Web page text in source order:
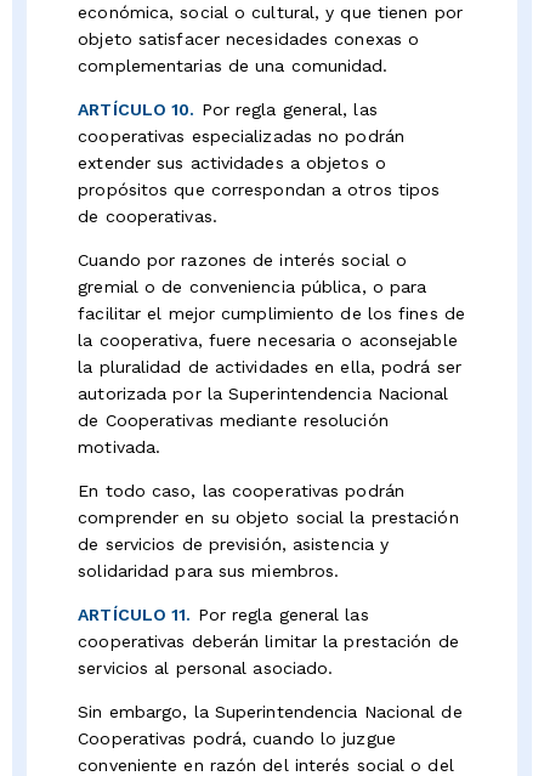
económica, social o cultural, y que tienen por
objeto satisfacer necesidades conexas o
complementarias de una comunidad.
ARTÍCULO 10. Por regla general, las
cooperativas especializadas no podrán
extender sus actividades a objetos o
propósitos que correspondan a otros tipos
de cooperativas.
Cuando por razones de interés social o
gremial o de conveniencia pública, o para
facilitar el mejor cumplimiento de los fines de
la cooperativa, fuere necesaria o aconsejable
la pluralidad de actividades en ella, podrá ser
autorizada por la Superintendencia Nacional
de Cooperativas mediante resolución
motivada.
En todo caso, las cooperativas podrán
comprender en su objeto social la prestación
de servicios de previsión, asistencia y
solidaridad para sus miembros.
ARTÍCULO 11. Por regla general las
cooperativas deberán limitar la prestación de
servicios al personal asociado.
Sin embargo, la Superintendencia Nacional de
Cooperativas podrá, cuando lo juzgue
conveniente en razón del interés social o del